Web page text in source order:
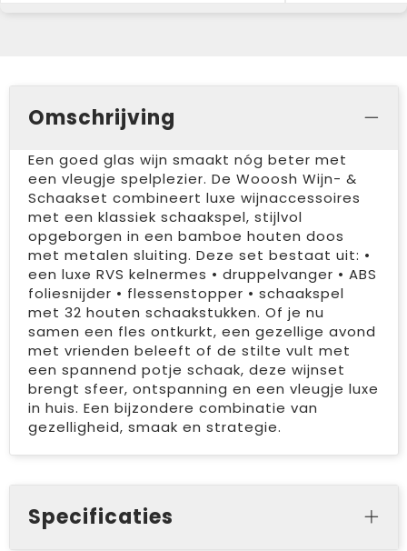
Omschrijving
Een goed glas wijn smaakt nóg beter met
een vleugje spelplezier. De Wooosh Wijn- &
Schaakset combineert luxe wijnaccessoires
met een klassiek schaakspel, stijlvol
opgeborgen in een bamboe houten doos
met metalen sluiting. Deze set bestaat uit: •
een luxe RVS kelnermes • druppelvanger • ABS
foliesnijder • flessenstopper • schaakspel
met 32 houten schaakstukken. Of je nu
samen een fles ontkurkt, een gezellige avond
met vrienden beleeft of de stilte vult met
een spannend potje schaak, deze wijnset
brengt sfeer, ontspanning en een vleugje luxe
in huis. Een bijzondere combinatie van
gezelligheid, smaak en strategie.
Specificaties